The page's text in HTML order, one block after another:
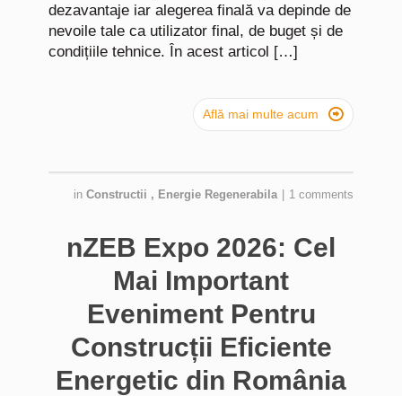
dezavantaje iar alegerea finală va depinde de
nevoile tale ca utilizator final, de buget și de
condițiile tehnice. În acest articol […]
Află mai multe acum 
in Constructii , Energie Regenerabila 1 comments
nZEB Expo 2026: Cel
Mai Important
Eveniment Pentru
Construcții Eficiente
Energetic din România